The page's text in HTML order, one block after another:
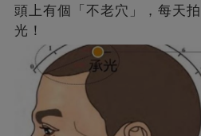
頭上有個「不老穴」，每天
光！